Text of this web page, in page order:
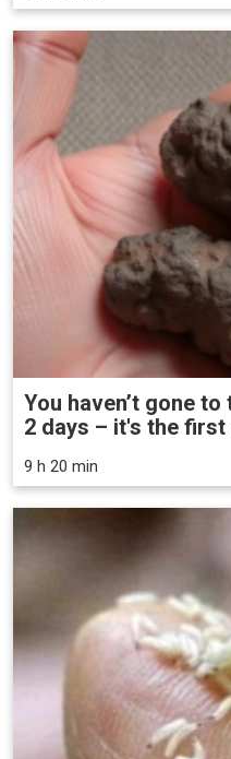
You haven’t gone
2 days – it's the first
9 h 20 min